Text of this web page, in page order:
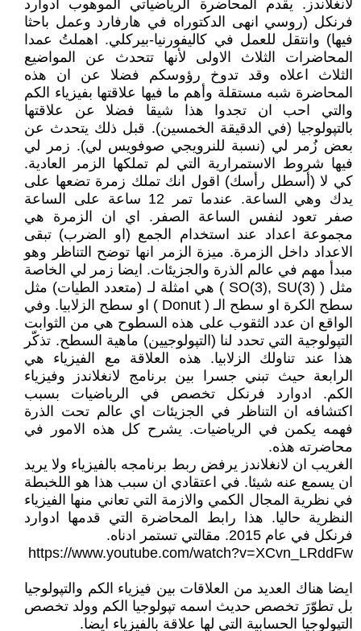
لانغلاندز. يقدم المحاضرة الرياضياتي الموهوب ادوارد
فرنكل (روسي انهى الدكتوراه في هارفارد وعمل باحثا
فيها) وانتقل للعمل في كاليفورنيا-بيركلي. اهملتُ عمدا
المحاضرات الثلاث الاولى لأنها تتحدث عن المواضيع
الثلاث اعلاه وقد تدوخ رؤوسكم فضلا عن ان هذه
المحاضرة شبه مستقلة وأهم ما فيها علاقتها بفيزياء الكم
والتي احب ان تجدوا هذا شيقا فضلا عن علاقتها
بالتپولوجيا (في الدقيقة الخمسين). قبل ذلك يتحدث عن
بعض زُمر لي (نسبة للنرويجي صوفويس لي). زمر لي
فيها شروط الاستمرارية التي لم تملكها الزمر العادية.
كي لا (أسطل رأسك) اقول انك تملك زمرة تضعها على
يدك وهي الساعة. عندما تمر 12 ساعة على الساعة
صفر تعود لنفس الساعة الصفر. اي ان الزمرة هي
مجموعة اعداد عند استخدام الجمع (او الضرب) تبقى
الاعداد داخل الزمرة. ميزة الزمر انها توضح التناظر وهو
مبدأ مهم في عالم الذرة والجزيئات. ايضا زمر لي الخاصة
مثل ( SO(3), SU(3) ) هي امثلة لـ (متعدد الطيات) مثل
سطح الكرة او سطح الـ ( Donut ) او سطح الزلابيا. وفي
الواقع ان عدد الثقوب على هذه السطوح هي من الثوابت
التپولوجية التي تحدد لنا (التپولوجيين) ماهية السطح. تذكّر
هذا عند تناولك الزلابيا. هذه العلاقة مع الفيزياء هي
الرابعة حيث تبني جسرا بين برنامج لانغلاندز وفيزياء
الكم. ادوارد فرنكل تخصص في الرياضيات بسبب
اكتشافه ان التناظر في الجزيئات اي عالم تحت الذرة
فهمه يكمن في الرياضيات. يشرح كل هذه الامور في
محاضرته هذه.
الغريب ان لانغلاندز يرفض ربط برنامجه بالفيزياء ولا يريد
ان يسمع عنه شيئا. في اعتقادي ان سبب هذا هو اللخبطة
في نظرية المجال الكمي والازمة التي تعاني منها الفيزياء
النظرية حاليا. هذا رابط المحاضرة التي قدمها ادوارد
فرنكل في عام 2015. مقالتي تستمر ادناه.
https://www.youtube.com/watch?v=XCvn_LRddFw
ايضا هناك العديد من العلاقات بين فيزياء الكم والتپولوجيا
بل تطوّرَ تخصص حديث اسمه تپولوجيا الكم وولد تخصص
التپولوجيا الحسابية التي لها علاقة بالفيزياء ايضا.